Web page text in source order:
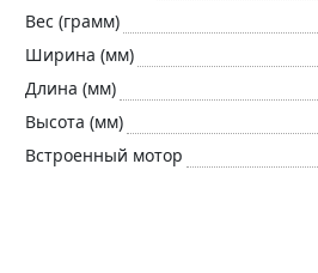
Вес (грамм)
Ширина (мм)
Длина (мм)
Высота (мм)
Встроенный мотор